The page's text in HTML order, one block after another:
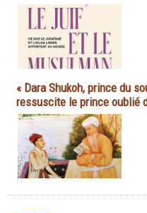
« Dara Shukoh, prince du
ressuscite le prince oublié